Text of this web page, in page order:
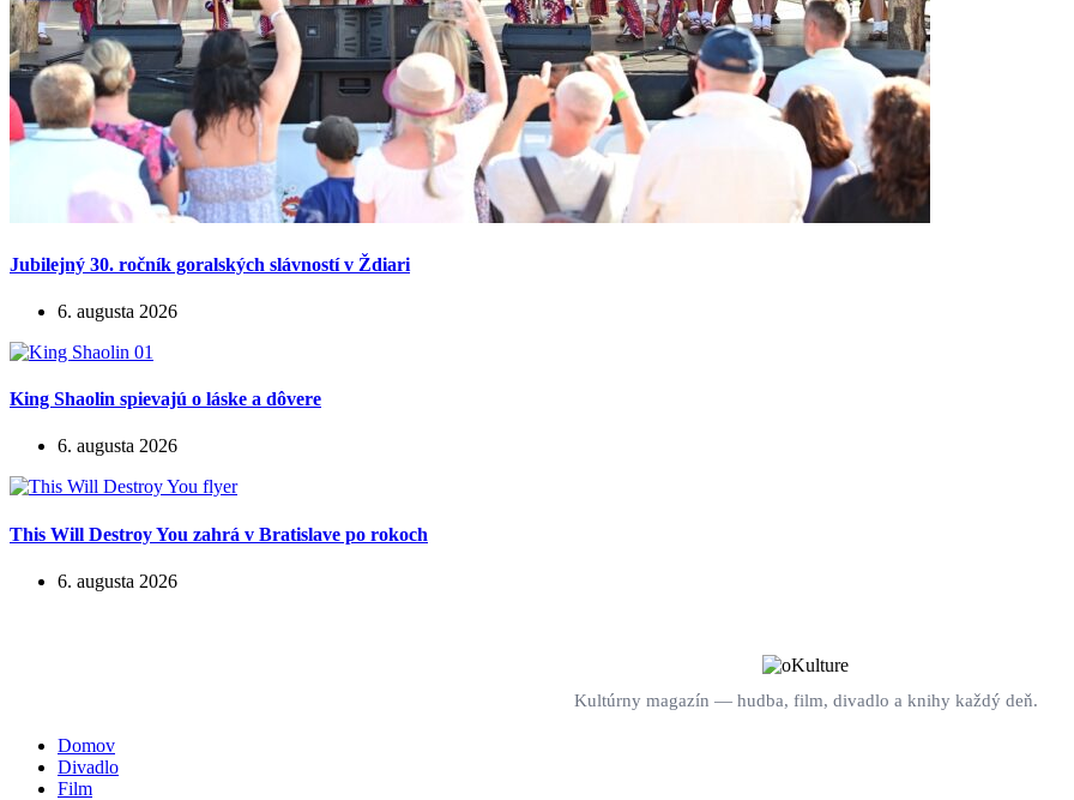
Jubilejný 30. ročník goralských slávností v Ždiari
6. augusta 2026
King Shaolin spievajú o láske a dôvere
6. augusta 2026
This Will Destroy You zahrá v Bratislave po rokoch
6. augusta 2026
Kultúrny magazín — hudba, film, divadlo a knihy každý deň.
Domov
Divadlo
Film